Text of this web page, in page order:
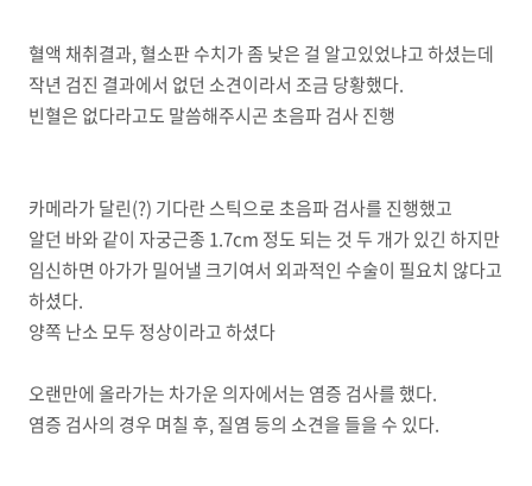
혈액 채취결과, 혈소판 수치가 좀 낮은 걸 알고있었냐고 하셨는데
작년 검진 결과에서 없던 소견이라서 조금 당황했다.
빈혈은 없다라고도 말씀해주시곤 초음파 검사 진행
카메라가 달린(?) 기다란 스틱으로 초음파 검사를 진행했고
알던 바와 같이 자궁근종 1.7cm 정도 되는 것 두 개가 있긴 하지만
임신하면 아가가 밀어낼 크기여서 외과적인 수술이 필요치 않다고
하셨다.
양쪽 난소 모두 정상이라고 하셨다
오랜만에 올라가는 차가운 의자에서는 염증 검사를 했다.
염증 검사의 경우 며칠 후, 질염 등의 소견을 들을 수 있다.